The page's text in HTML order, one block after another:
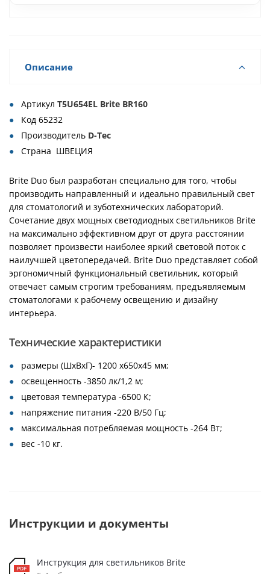
Описание
Артикул T5U654EL Brite BR160
Код 65232
Производитель D-Tec
Страна ШВЕЦИЯ
Brite Duo был разработан специально для того, чтобы
производить направленный и идеально правильный свет
для стоматологий и зуботехнических лабораторий.
Сочетание двух мощных светодиодных светильников Brite
на максимально эффективном друг от друга расстоянии
позволяет произвести наиболее яркий световой поток с
наилучшей цветопередачей. Brite Duo представляет собой
эргономичный функциональный светильник, который
отвечает самым строгим требованиям, предъявляемым
стоматологами к рабочему освещению и дизайну
интерьера.
Технические характеристики
размеры (ШхВхГ)- 1200 х650х45 мм;
освещенность -3850 лк/1,2 м;
цветовая температура -6500 К;
напряжение питания -220 В/50 Гц;
максимальная потребляемая мощность -264 Вт;
вес -10 кг.
Инструкции и документы
Инструкция для светильников Brite